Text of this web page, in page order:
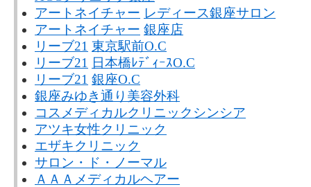
アートネイチャー レディース銀座サロン
アートネイチャー 銀座店
リーブ21 東京駅前O.C
リーブ21 日本橋ﾚﾃﾞｨｰｽO.C
リーブ21 銀座O.C
銀座みゆき通り美容外科
コスメディカルクリニックシンシア
アツキ女性クリニック
エザキクリニック
サロン・ド・ノーマル
ＡＡＡメディカルヘアー